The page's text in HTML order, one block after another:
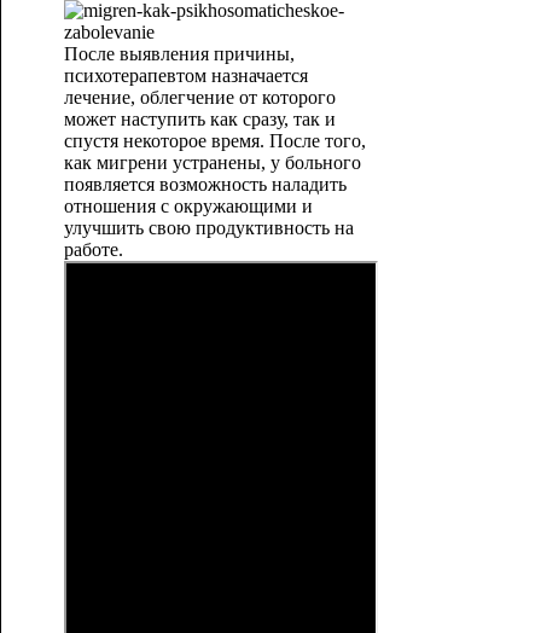
После выявления причины,
психотерапевтом назначается
лечение, облегчение от которого
может наступить как сразу, так и
спустя некоторое время. После того,
как мигрени устранены, у больного
появляется возможность наладить
отношения с окружающими и
улучшить свою продуктивность на
работе.